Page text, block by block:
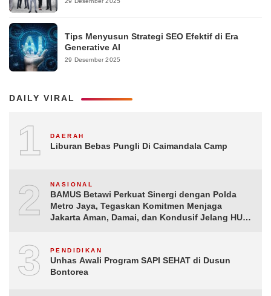
Tips Menyusun Strategi SEO Efektif di Era
Generative AI
29 Desember 2025
DAILY VIRAL
1 DAERAH
Liburan Bebas Pungli Di Caimandala Camp
2 NASIONAL
BAMUS Betawi Perkuat Sinergi dengan Polda
Metro Jaya, Tegaskan Komitmen Menjaga
Jakarta Aman, Damai, dan Kondusif Jelang HUT
3 PENDIDIKAN
Unhas Awali Program SAPI SEHAT di Dusun
Bontorea